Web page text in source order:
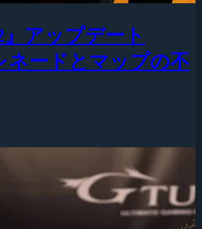
』アップデート
ネードとマップの不